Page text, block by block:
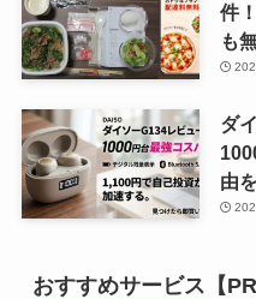
件
も
ダ
由
おすすめサービス【PR